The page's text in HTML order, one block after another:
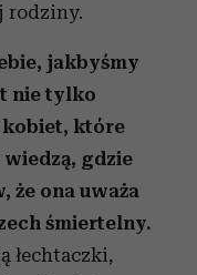
rodziny.
jakbyśmy
nie tylko
kobiet, które
wiedzą, gdzie
że ona uważa
śmiertelny.
łechtaczki,